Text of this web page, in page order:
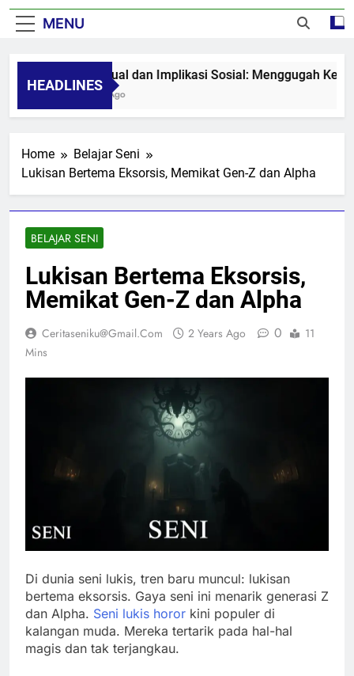
MENU
HEADLINES
Seni Visual dan Implikasi Sosial: Menggugah
8 Months Ago
Home
Belajar Seni
Lukisan Bertema Eksorsis, Memikat Gen-Z dan Alpha
BELAJAR SENI
Lukisan Bertema Eksorsis,
Memikat Gen-Z dan Alpha
Ceritaseniku@gmail.com 2 Years Ago 0
11
Mins
Di dunia seni lukis, tren baru muncul: lukisan
bertema eksorsis. Gaya seni ini menarik generasi Z
dan Alpha. Seni lukis horor kini populer di
kalangan muda. Mereka tertarik pada hal-hal
magis dan tak terjangkau.